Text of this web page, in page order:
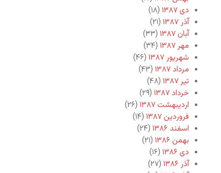
دی ۱۳۸۷
(۱۸)
آذر ۱۳۸۷
(۲۱)
آبان ۱۳۸۷
(۳۳)
مهر ۱۳۸۷
(۳۴)
شهریور ۱۳۸۷
(۴۶)
مرداد ۱۳۸۷
(۴۳)
تیر ۱۳۸۷
(۴۸)
خرداد ۱۳۸۷
(۲۹)
اردیبهشت ۱۳۸۷
(۲۶)
فروردین ۱۳۸۷
(۱۴)
اسفند ۱۳۸۶
(۲۴)
بهمن ۱۳۸۶
(۲۱)
دی ۱۳۸۶
(۱۶)
آذر ۱۳۸۶
(۲۷)